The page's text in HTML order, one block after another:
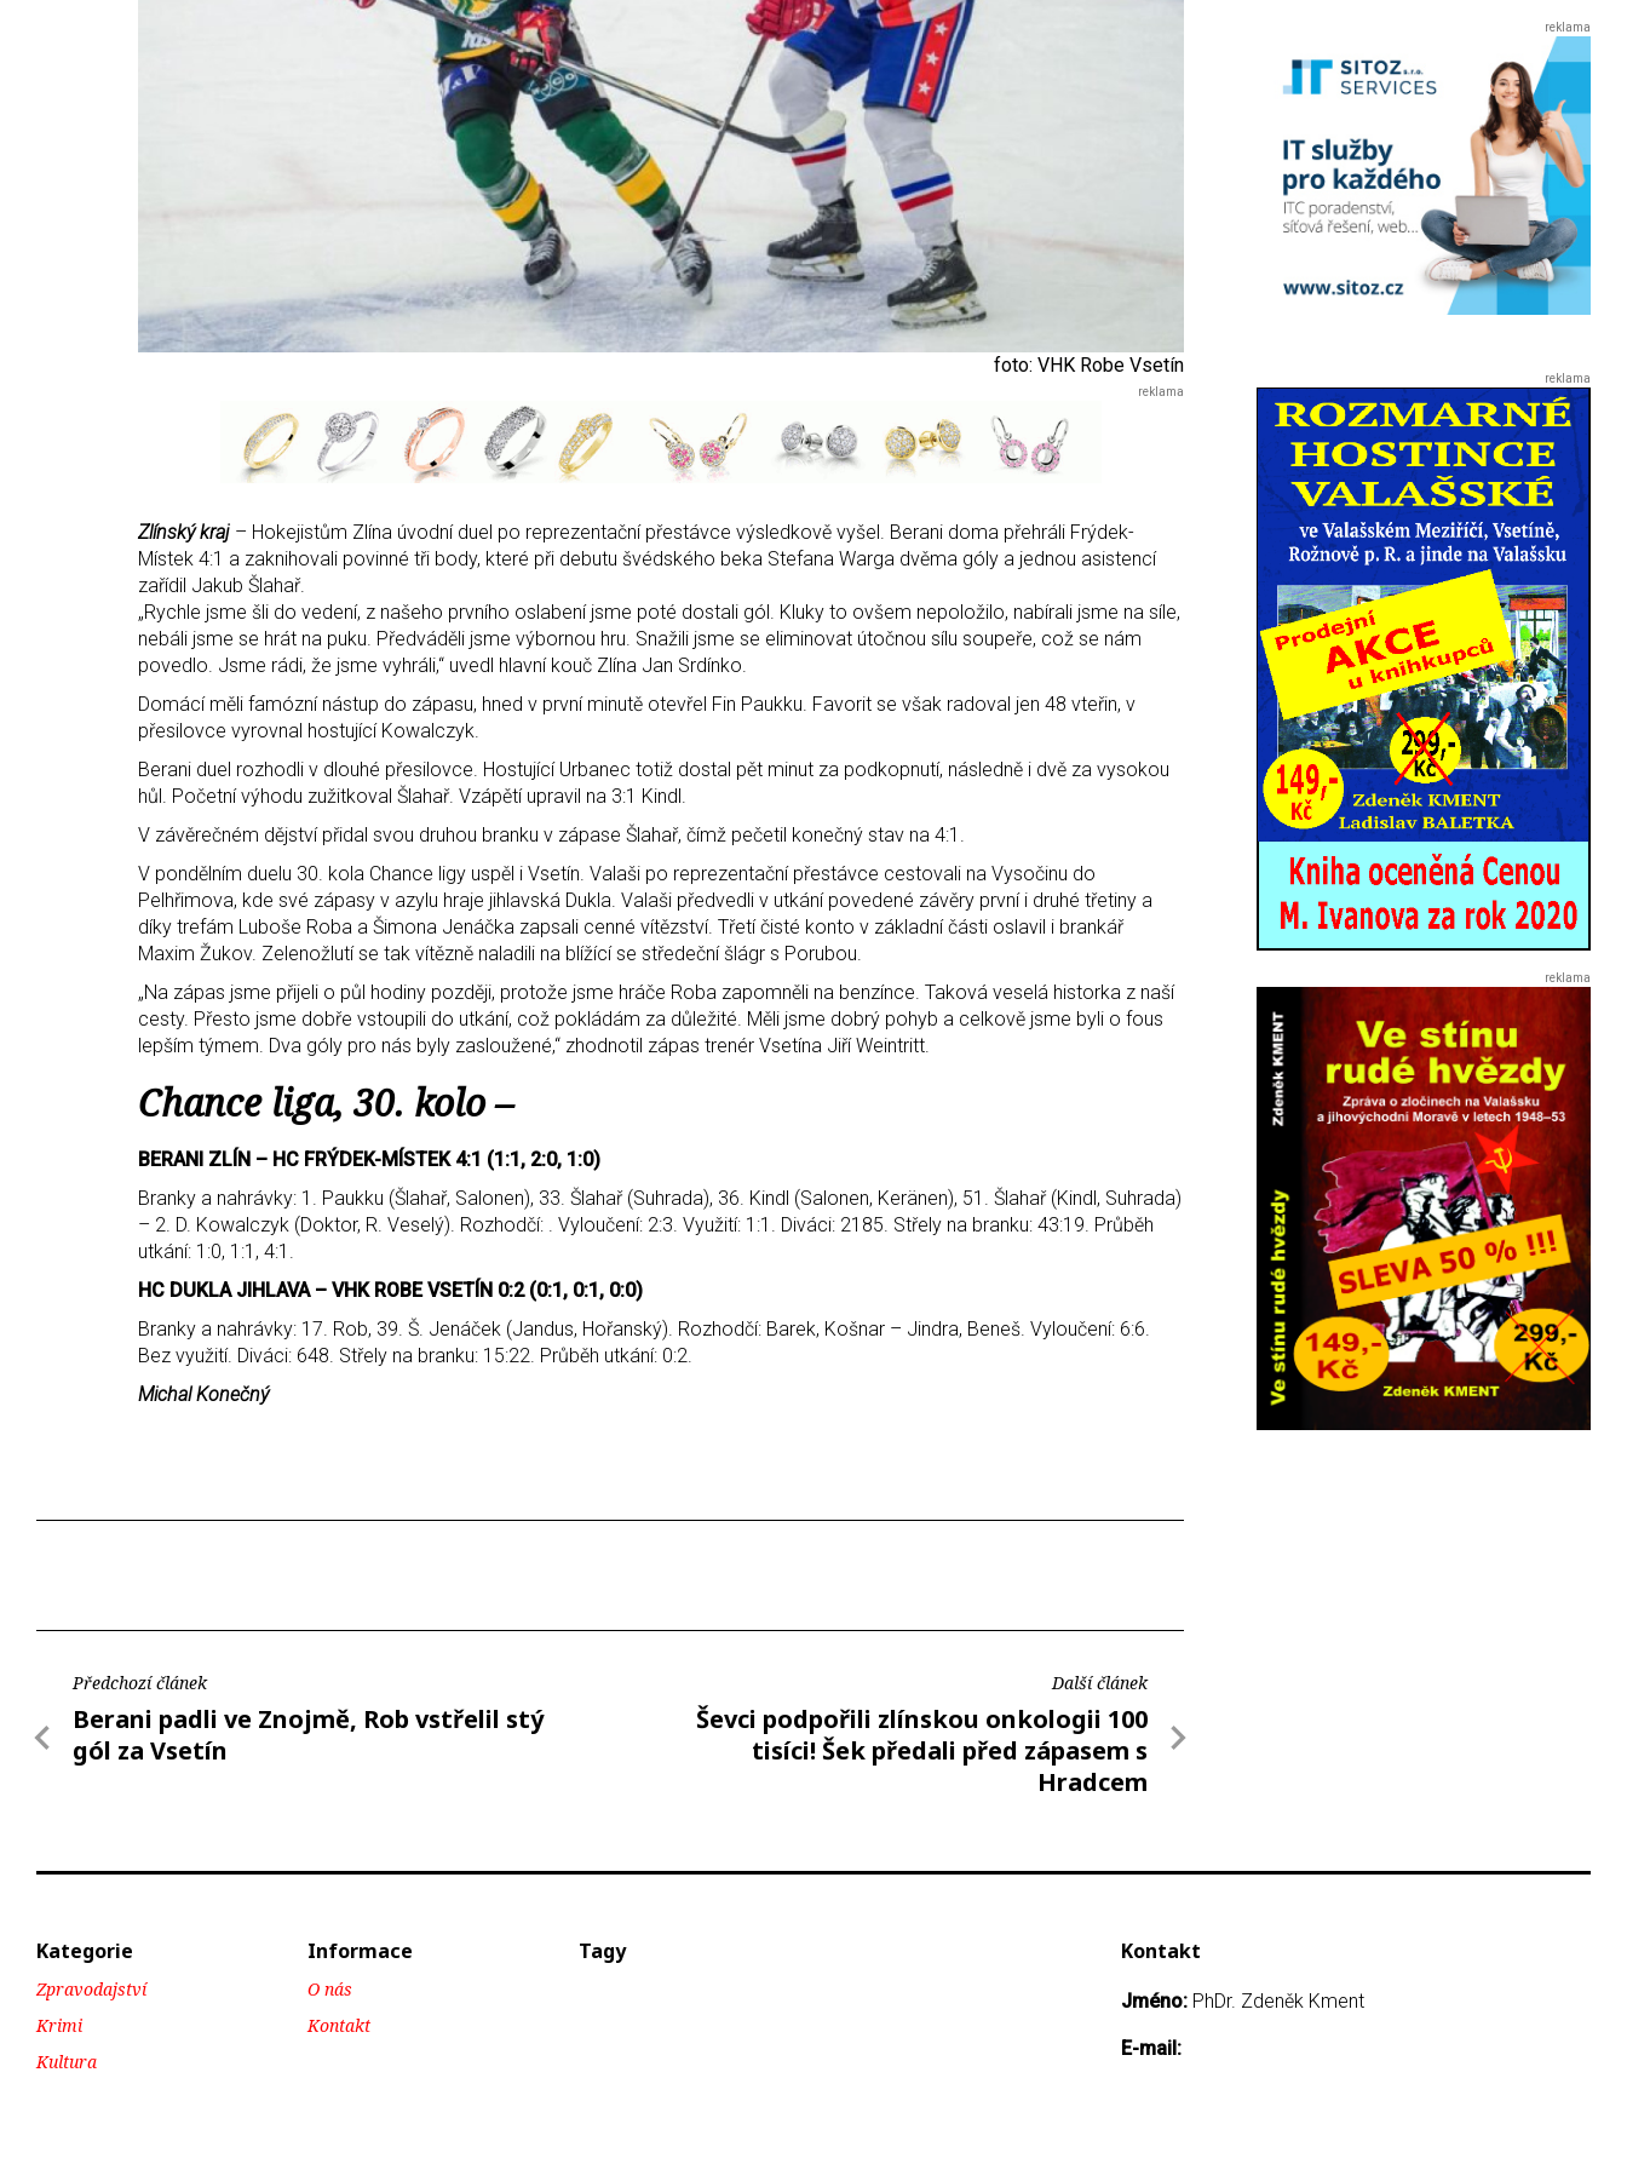
foto: VHK Robe Vsetín
Zlínský kraj – Hokejistům Zlína úvodní duel po reprezentační přestávce výsledkově vyšel. Berani doma přehráli Frýdek-
Místek 4:1 a zaknihovali povinné tři body, které při debutu švédského beka Stefana Warga dvěma góly a jednou asistencí
zařídil Jakub Šlahař.
„Rychle jsme šli do vedení, z našeho prvního oslabení jsme poté dostali gól. Kluky to ovšem nepoložilo, nabírali jsme na síle,
nebáli jsme se hrát na puku. Předváděli jsme výbornou hru. Snažili jsme se eliminovat útočnou sílu soupeře, což se nám
povedlo. Jsme rádi, že jsme vyhráli,“ uvedl hlavní kouč Zlína Jan Srdínko.
Domácí měli famózní nástup do zápasu, hned v první minutě otevřel Fin Paukku. Favorit se však radoval jen 48 vteřin, v
přesilovce vyrovnal hostující Kowalczyk.
Berani duel rozhodli v dlouhé přesilovce. Hostující Urbanec totiž dostal pět minut za podkopnutí, následně i dvě za vysokou
hůl. Početní výhodu zužitkoval Šlahař. Vzápětí upravil na 3:1 Kindl.
V závěrečném dějství přidal svou druhou branku v zápase Šlahař, čímž pečetil konečný stav na 4:1.
V pondělním duelu 30. kola Chance ligy uspěl i Vsetín. Valaši po reprezentační přestávce cestovali na Vysočinu do
Pelhřimova, kde své zápasy v azylu hraje jihlavská Dukla. Valaši předvedli v utkání povedené závěry první i druhé třetiny a
díky trefám Luboše Roba a Šimona Jenáčka zapsali cenné vítězství. Třetí čisté konto v základní části oslavil i brankář
Maxim Žukov. Zelenožlutí se tak vítězně naladili na blížící se středeční šlágr s Porubou.
„Na zápas jsme přijeli o půl hodiny později, protože jsme hráče Roba zapomněli na benzínce. Taková veselá historka z naší
cesty. Přesto jsme dobře vstoupili do utkání, což pokládám za důležité. Měli jsme dobrý pohyb a celkově jsme byli o fous
lepším týmem. Dva góly pro nás byly zasloužené,“ zhodnotil zápas trenér Vsetína Jiří Weintritt.
Chance liga, 30. kolo –
BERANI ZLÍN – HC FRÝDEK-MÍSTEK 4:1 (1:1, 2:0, 1:0)
Branky a nahrávky: 1. Paukku (Šlahař, Salonen), 33. Šlahař (Suhrada), 36. Kindl (Salonen, Keränen), 51. Šlahař (Kindl, Suhrada)
– 2. D. Kowalczyk (Doktor, R. Veselý). Rozhodčí: . Vyloučení: 2:3. Využití: 1:1. Diváci: 2185. Střely na branku: 43:19. Průběh
utkání: 1:0, 1:1, 4:1.
HC DUKLA JIHLAVA – VHK ROBE VSETÍN 0:2 (0:1, 0:1, 0:0)
Branky a nahrávky: 17. Rob, 39. Š. Jenáček (Jandus, Hořanský). Rozhodčí: Barek, Košnar – Jindra, Beneš. Vyloučení: 6:6.
Bez využití. Diváci: 648. Střely na branku: 15:22. Průběh utkání: 0:2.
Michal Konečný
Předchozí článek
Berani padli ve Znojmě, Rob vstřelil stý
gól za Vsetín
Další článek
Ševci podpořili zlínskou onkologii 100
tisíci! Šek předali před zápasem s
Hradcem
Kontakt
Jméno: PhDr. Zdeněk Kment
E-mail:
Tagy
Kategorie
Zpravodajství
Krimi
Kultura
Informace
O nás
Kontakt